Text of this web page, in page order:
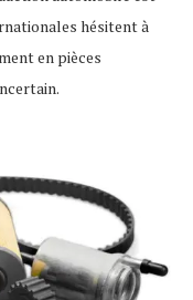
hésitent à
en pièces